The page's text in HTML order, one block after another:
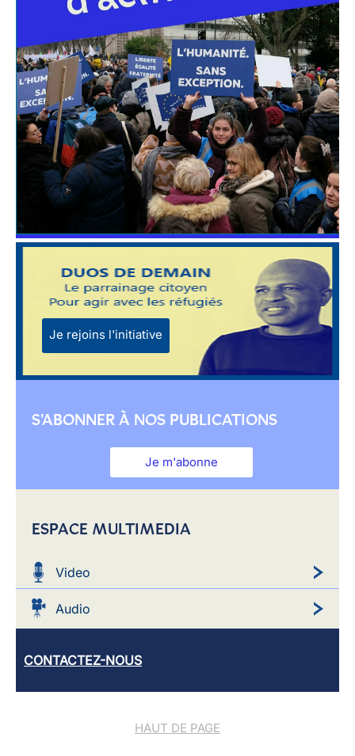
Je rejoins l'initiative
S'ABONNER À NOS PUBLICATIONS
Je m'abonne
ESPACE MULTIMEDIA
Video
Audio
CONTACTEZ-NOUS
HAUT DE PAGE